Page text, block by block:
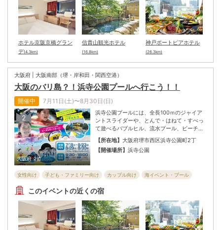
ホテル京阪京橋グラン
デ(4.3km)
信貴山観光ホテル
(16.8km)
神戸ポートピアホテル
(26.3km)
大阪府 | 大阪南部（堺・岸和田・関西空港）
大阪のバリ島？！浜寺公園プールへ行こう！！
開催中 7月11日(土)〜8月30日(日)
2
大阪府 2位
浜寺公園プールには、全長100ｍのジャイア
ントスライダーや、とんで・はねて・すべっ
て遊べるバブルヒル、流水プール、ビーチス
ポーツコートがある。
【所在地】 大阪府堺市西区浜寺公園町2丁
【開催場所】 浜寺公園
女性向け 子ども・ファミリー向け カップル向け
海イベント・プール
全般向け
このイベントの近くの宿